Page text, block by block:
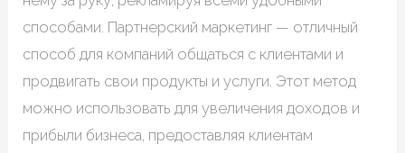
способами. Партнерский маркетинг — отличный
способ для компаний общаться с клиентами и
продвигать свои продукты и услуги. Этот метод
можно использовать для увеличения доходов и
прибыли бизнеса, предоставляя клиентам